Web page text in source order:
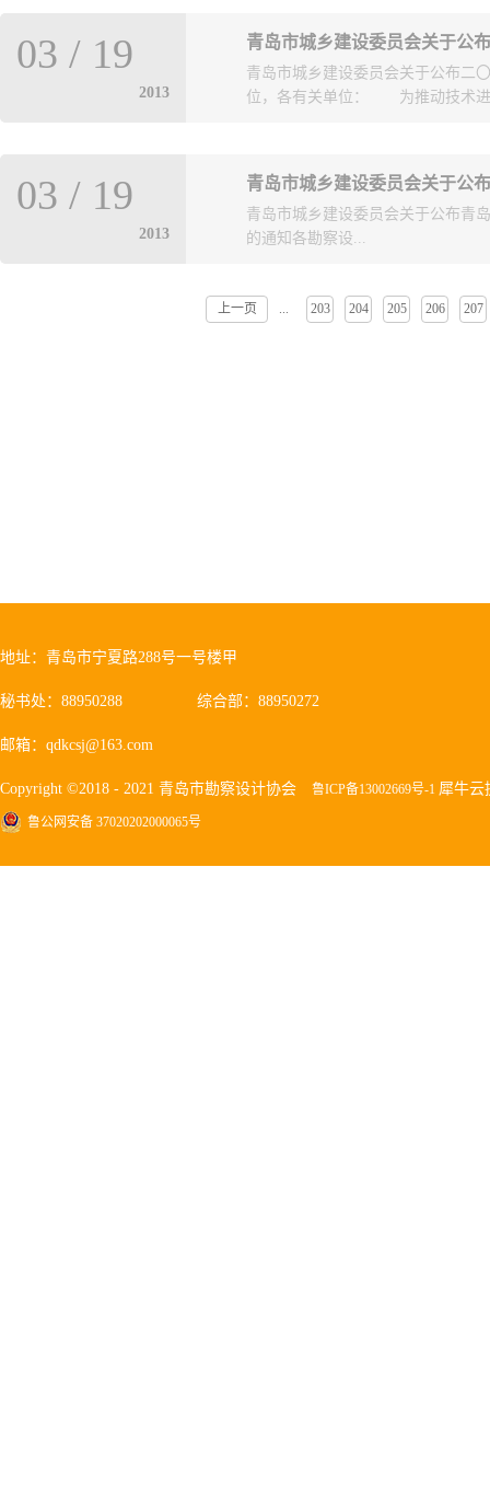
机构的情况。 ...
400平方米 本项目预算价人民币
质； 3、项目负责人具有一级
只能投一个标段；一个投标单位可
青岛市城乡建设委员会关于公
2013
03 / 19
青岛市城乡建设委员会关于公布二
位，各有关单位： 为推动技术进
的勘察设计质量和水平，市城乡建
工程勘察设计评选委员会对申报项
工程勘察设计项目共确定一等奖
位和个人珍惜荣誉，再接再厉，坚
未安装下载工具的，可使用鼠标右
青岛市城乡建设委员会关于公
2013
03 / 19
青岛市城乡建设委员会关于
的通知各勘察设...
计单位，各有关单位： 为落实“
上一页 ... 203 204 205 206 207
地址：青岛市宁夏路288号一号楼甲
秘书处：88950288 综合部：88950272
邮箱：qdkcsj@163.com
Copyright ©2018 - 2021 青岛市勘察设计协会 鲁ICP备13002669号-1 犀牛云
鲁公网安备 37020202000065号